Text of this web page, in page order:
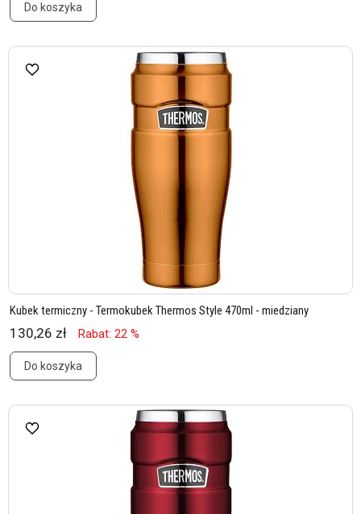
Do koszyka
Kubek termiczny - Termokubek Thermos Style 470ml - miedziany
130,26 zł Rabat: 22 %
Do koszyka